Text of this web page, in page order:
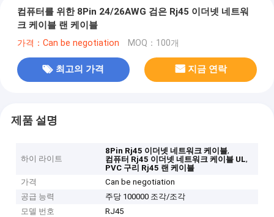
컴퓨터를 위한 8Pin 24/26AWG 검은 Rj45 이더넷 네트워
크 케이블 랜 케이블
가격：Can be negotiation MOQ：100개
최고의 가격 지금 연락
제품 설명
하이 라이트
8Pin Rj45 이더넷 네트워크 케이블,
컴퓨터 Rj45 이더넷 네트워크 케이블 UL,
PVC 구리 Rj45 랜 케이블
가격
Can be negotiation
공급 능력
주당 100000 조각/조각
모델 번호
RJ45